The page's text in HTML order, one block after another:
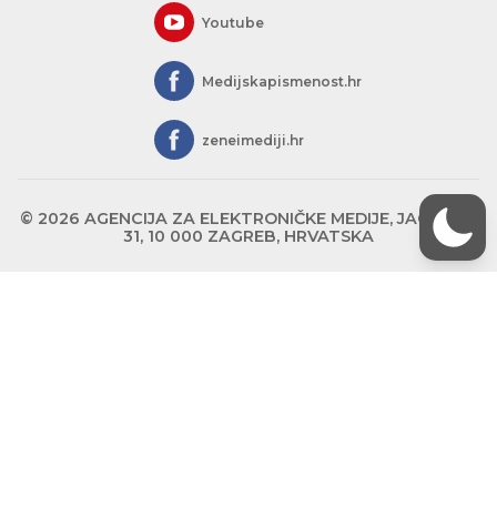
Youtube
Medijskapismenost.hr
zeneimediji.hr
© 2026 AGENCIJA ZA ELEKTRONIČKE MEDIJE, JAGIĆEVA
31, 10 000 ZAGREB, HRVATSKA